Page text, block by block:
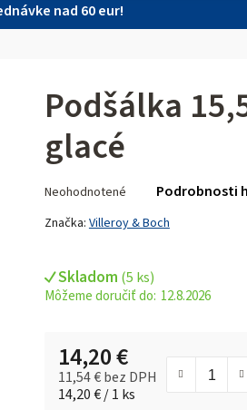
nad 60 eur!
Podšálka
glacé
hodnotenie
produktu
z 5
hviezdičiek.
Neohodnotené Podrobnosti
Značka: Villeroy & Boch
Skladom (5 ks)
12.8.2026
14,20 €
11,54 € bez DPH
Jednotková cena:
14,20 € / 1 ks